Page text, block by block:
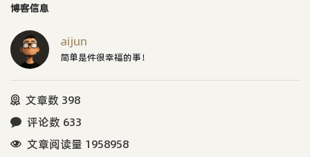
博客信息
aijun
简单是件很幸福的事！
文章数 398
评论数 633
文章阅读量 1958958